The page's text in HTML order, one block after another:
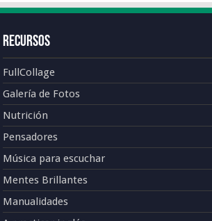
Recursos
FullCollage
Galería de Fotos
Nutrición
Pensadores
Música para escuchar
Mentes Brillantes
Manualidades